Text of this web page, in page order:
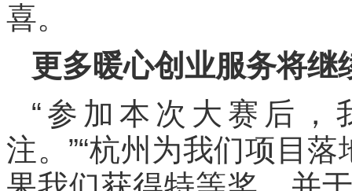
喜。
更多暖心创业服务将继
“参加本次大赛后，
注。”“杭州为我们项目